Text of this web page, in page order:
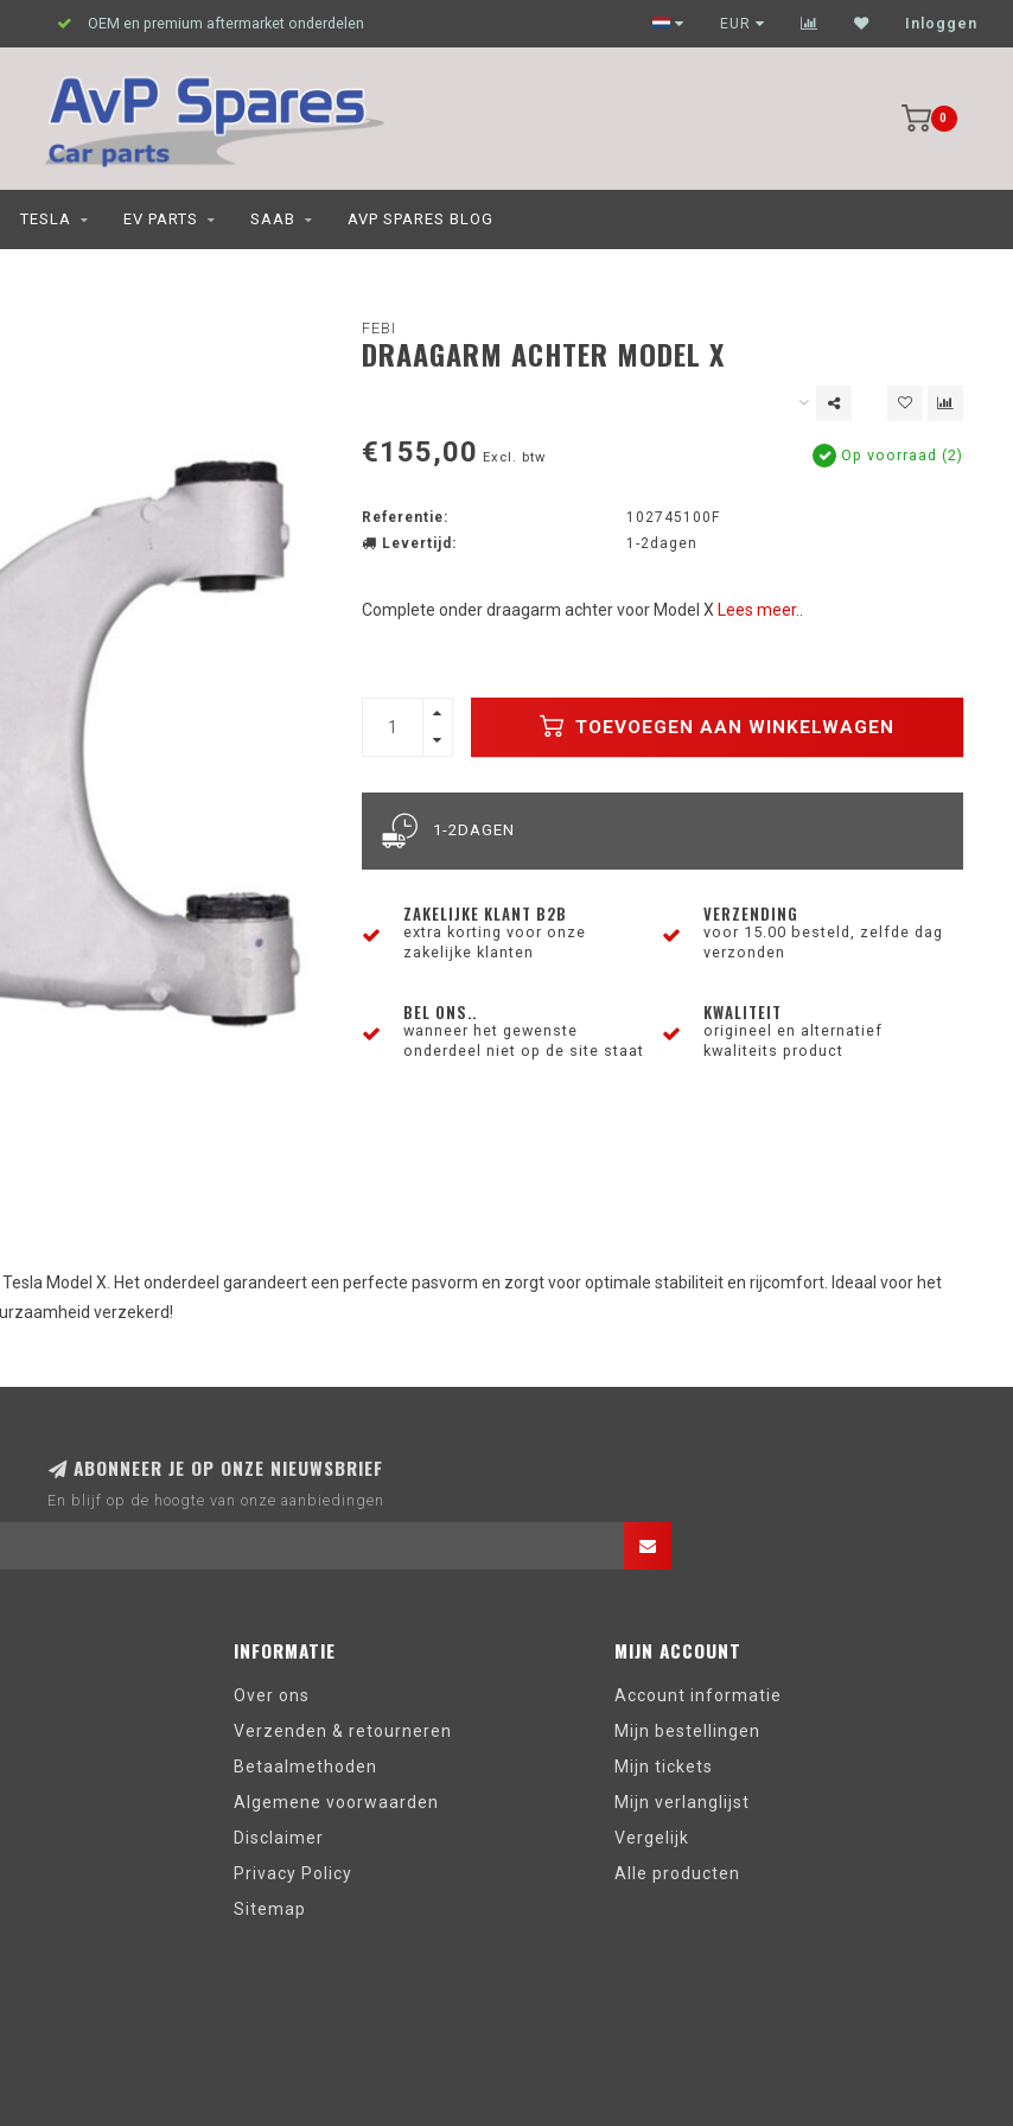
OEM en premium aftermarket onderdelen Garagehouders nog scherpere prijzen
EUR Inloggen
0
TESLA EV PARTS SAAB AVP SPARES BLOG
FEBI
DRAAGARM ACHTER MODEL X
€155,00 Excl. btw Op voorraad (2)
Referentie:
102745100F
Levertijd:
1-2dagen
Complete onder draagarm achter voor Model X Lees meer..
TOEVOEGEN AAN WINKELWAGEN
1-2DAGEN
ZAKELIJKE KLANT B2B
extra korting voor onze
zakelijke klanten
VERZENDING
voor 15.00 besteld, zelfde dag
verzonden
BEL ONS..
wanneer het gewenste
onderdeel niet op de site staat
KWALITEIT
origineel en alternatief
kwaliteits product
Model X. Het onderdeel garandeert een perfecte pasvorm en zorgt voor optimale stabiliteit en rijcomfort. Ideaal voor het
verzekerd!
ABONNEER JE OP ONZE NIEUWSBRIEF
En blijf op de hoogte van onze aanbiedingen
INFORMATIE
Over ons
Verzenden & retourneren
Betaalmethoden
Algemene voorwaarden
Disclaimer
Privacy Policy
Sitemap
MIJN ACCOUNT
Account informatie
Mijn bestellingen
Mijn tickets
Mijn verlanglijst
Vergelijk
Alle producten